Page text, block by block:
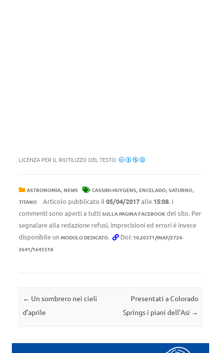
LICENZA PER IL RIUTILIZZO DEL TESTO:
ASTRONOMIA, NEWS CASSINI-HUYGENS, ENCELADO, SATURNO,
TITANO Articolo pubblicato il 05/04/2017alle 15:08. I
commenti sono aperti a tutti SULLA PAGINA FACEBOOK del sito. Per
segnalare alla redazione refusi, imprecisioni ed errori è invece
disponibile un MODULO DEDICATO. Doi: 10.20371/INAF/2724-
2641/1645518
Navigazione articolo
← Un sombrero nei cieli
d’aprile
Presentati a Colorado
Springs i piani dell’Asi →